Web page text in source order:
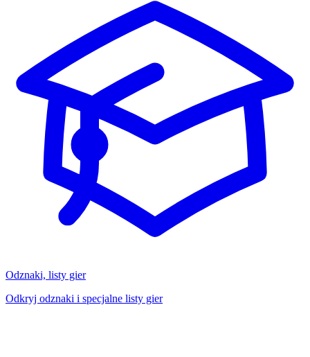
Odznaki, listy gier
Odkryj odznaki i specjalne listy gier